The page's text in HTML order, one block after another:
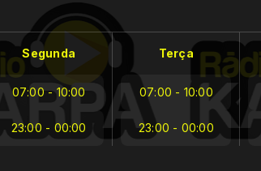
Segunda
07:00 - 10:00
23:00 - 00:00
Terça
07:00 - 10:00
23:00 - 00:00